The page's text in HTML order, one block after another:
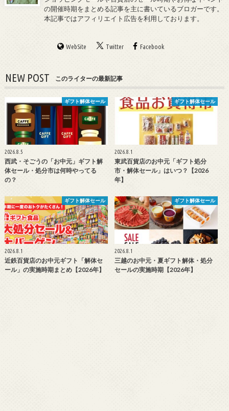
の開催時期をまとめる記事を主に書いているブロガーです。
本記事ではアフィリエイト広告を利用しております。
WebSite Twitter Facebook
NEW POST このライターの最新記事
ギフト解体セール
2026.8.5
西武・そごうの「お中元」ギフト解
体セール・処分市は何時やってる
の？
ギフト解体セール
2026.8.1
東武百貨店のお中元「ギフト処分
市・解体セール」はいつ？【2026
年】
ギフト解体セール
2026.8.1
近鉄百貨店のお中元ギフト「解体セ
ール」の実施時期まとめ【2026年】
ギフト解体セール
2026.8.1
三越のお中元・夏ギフト解体・処分
セールの実施時期【2026年】